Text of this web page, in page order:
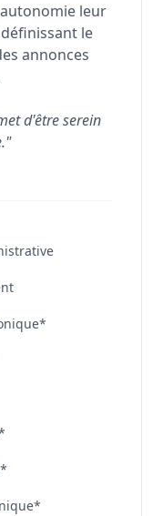
leur
le
annonces
d'être serein